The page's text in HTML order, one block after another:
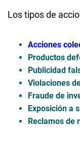
Los tipos de
Acciones
Productos
Publicidad
Violaciones
Fraude de
Exposición a
Reclamos de